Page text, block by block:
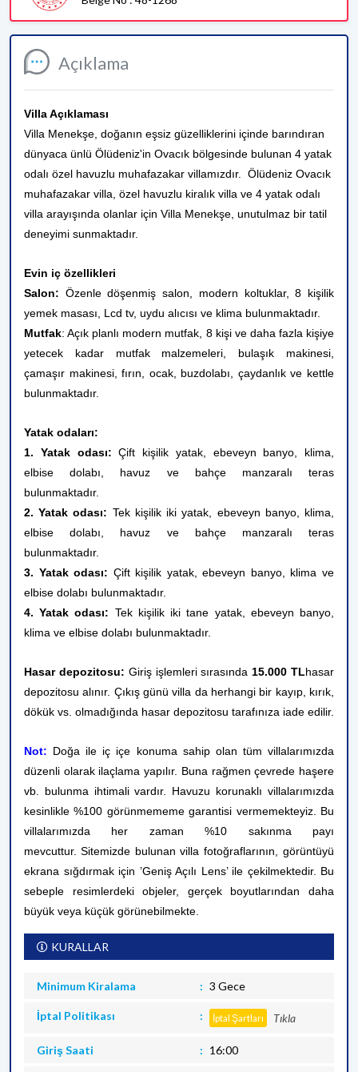
Açıklama
Villa Açıklaması
Villa Menekşe, doğanın eşsiz güzelliklerini içinde barındıran
dünyaca ünlü Ölüdeniz'in Ovacık bölgesinde bulunan 4 yatak
odalı özel havuzlu muhafazakar villamızdır. Ölüdeniz Ovacık
muhafazakar villa, özel havuzlu kiralık villa ve 4 yatak odalı
villa arayışında olanlar için Villa Menekşe, unutulmaz bir tatil
deneyimi sunmaktadır.
Evin iç özellikleri
Salon: Özenle döşenmiş salon, modern koltuklar, 8 kişilik
yemek masası, Lcd tv, uydu alıcısı ve klima bulunmaktadır.
Mutfak: Açık planlı modern mutfak, 8 kişi ve daha fazla kişiye
yetecek kadar mutfak malzemeleri, bulaşık makinesi,
çamaşır makinesi, fırın, ocak, buzdolabı, çaydanlık ve kettle
bulunmaktadır.
Yatak odaları:
1. Yatak odası:Çift kişilik yatak, ebeveyn banyo, klima,
elbise dolabı, havuz ve bahçe manzaralı teras
bulunmaktadır.
2. Yatak odası: Tek kişilik iki yatak, ebeveyn banyo, klima,
elbise dolabı, havuz ve bahçe manzaralı teras
bulunmaktadır.
3. Yatak odası: Çift kişilik yatak, ebeveyn banyo, klima ve
elbise dolabı bulunmaktadır.
4. Yatak odası: Tek kişilik iki tane yatak, ebeveyn banyo,
klima ve elbise dolabı bulunmaktadır.
Hasar depozitosu: Giriş işlemleri sırasında 15.000 TLhasar
depozitosu alınır. Çıkış günü villa da herhangi bir kayıp, kırık,
dökük vs. olmadığında hasar depozitosu tarafınıza iade edilir.
Not: Doğa ile iç içe konuma sahip olan tüm villalarımızda
düzenli olarak ilaçlama yapılır. Buna rağmen çevrede haşere
vb. bulunma ihtimali vardır. Havuzu korunaklı villalarımızda
kesinlikle %100 görünmememe garantisi vermemekteyiz. Bu
villalarımızda her zaman %10 sakınma payı
mevcuttur. Sitemizde bulunan villa fotoğraflarının, görüntüyü
ekrana sığdırmak için ’Geniş Açılı Lens’ ile çekilmektedir. Bu
sebeple resimlerdeki objeler, gerçek boyutlarından daha
büyük veya küçük görünebilmekte.
KURALLAR
Minimum Kiralama 3 Gece
İptal Politikası İptal Şartları Tıkla
Giriş Saati 16:00